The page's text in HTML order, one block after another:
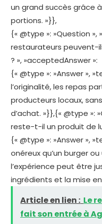
un grand succès grâce
portions. »}},
{« @type »: »Question
restaurateurs peuvent-
? », »acceptedAnswer »:
{« @type »: »Answer »,
l’originalité, les repas
producteurs locaux,
d’achat. »}},{« @type »:
reste-t-il un produit de
{« @type »: »Answer »,
onéreux qu’un burger
l’expérience peut être
ingrédients et la mise
Article en lien : Le
fait son entrée à